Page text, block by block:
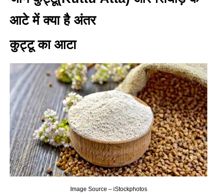
आटे में क्या है अंतर
कुट्टू का आटा
Image Source – iStockphotos